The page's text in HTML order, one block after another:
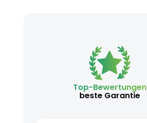
Top-Bewertungen
beste Garantie